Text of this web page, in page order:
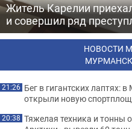
Житель Карелии
и совершил ряд
НОВОСТИ
21:26 Бег в гигантских лаптях:
открыли новую
20:38 Тяжелая техника и тонны